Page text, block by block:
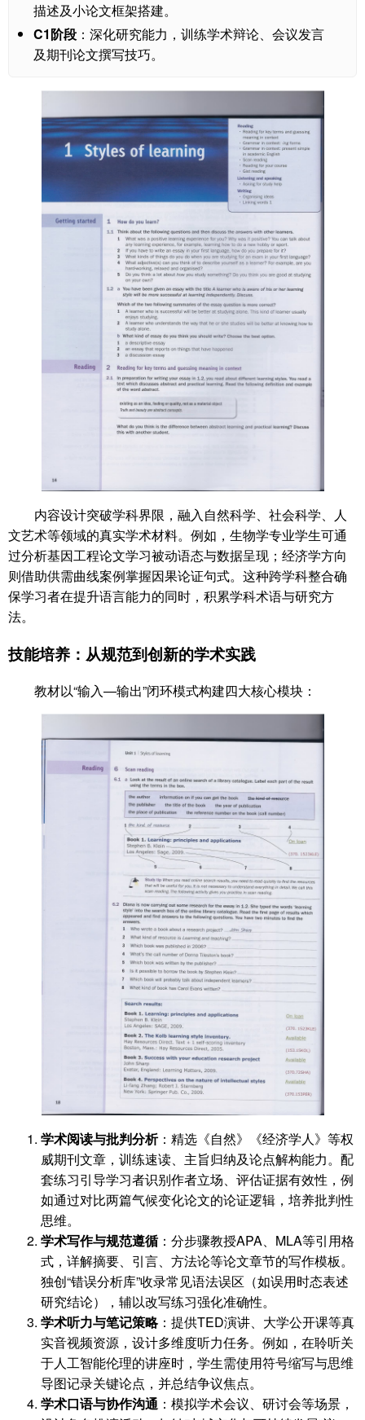
描述及小论文框架搭建。
C1阶段 ：深化研究能力，训练学术辩论、会议发言
及期刊论文撰写技巧。
内容设计突破学科界限，融入自然科学、社会科学、人
文艺术等领域的真实学术材料。例如，生物学专业学生可通
过分析基因工程论文学习被动语态与数据呈现；经济学方向
则借助供需曲线案例掌握因果论证句式。这种跨学科整合确
保学习者在提升语言能力的同时，积累学科术语与研究方
法。
技能培养：从规范到创新的学术实践
教材以“输入—输出”闭环模式构建四大核心模块：
学术阅读与批判分析：精选《自然》《经济学人》等权
威期刊文章，训练速读、主旨归纳及论点解构能力。配
套练习引导学习者识别作者立场、评估证据有效性，例
如通过对比两篇气候变化论文的论证逻辑，培养批判性
思维。
学术写作与规范遵循：分步骤教授APA、MLA等引用格
式，详解摘要、引言、方法论等论文章节的写作模板。
独创“错误分析库”收录常见语法误区（如误用时态表述
研究结论），辅以改写练习强化准确性。
学术听力与笔记策略：提供TED演讲、大学公开课等真
实音视频资源，设计多维度听力任务。例如，在聆听关
于人工智能伦理的讲座时，学生需使用符号缩写与思维
导图记录关键论点，并总结争议焦点。
学术口语与协作沟通 ：模拟学术会议、研讨会等场景，